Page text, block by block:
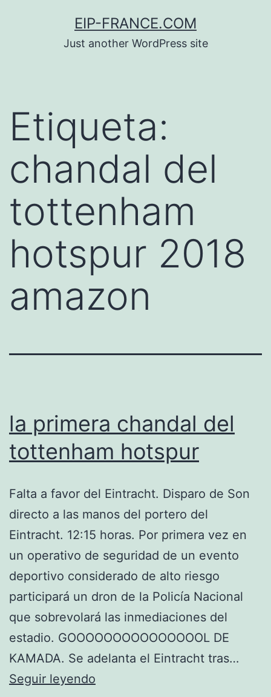
EIP-FRANCE.COM
Just another WordPress site
Etiqueta:
chandal del
tottenham
hotspur 2018
amazon
la primera chandal del
tottenham hotspur
Falta a favor del Eintracht. Disparo de Son
directo a las manos del portero del
Eintracht. 12:15 horas. Por primera vez en
un operativo de seguridad de un evento
deportivo considerado de alto riesgo
participará un dron de la Policía Nacional
que sobrevolará las inmediaciones del
estadio. GOOOOOOOOOOOOOOOL DE
KAMADA. Se adelanta el Eintracht tras…
Seguir leyendo